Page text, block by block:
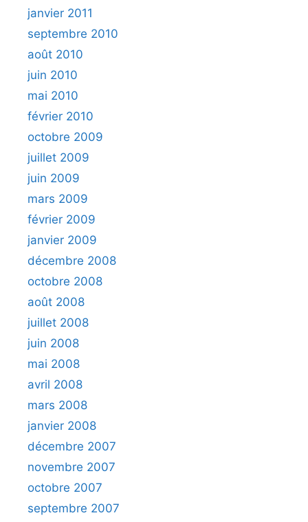
janvier 2011
septembre 2010
août 2010
juin 2010
mai 2010
février 2010
octobre 2009
juillet 2009
juin 2009
mars 2009
février 2009
janvier 2009
décembre 2008
octobre 2008
août 2008
juillet 2008
juin 2008
mai 2008
avril 2008
mars 2008
janvier 2008
décembre 2007
novembre 2007
octobre 2007
septembre 2007